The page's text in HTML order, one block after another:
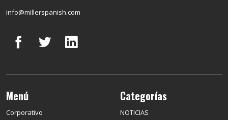
info@millerspanish.com
Menú
Corporativo
Categorías
NOTICIAS